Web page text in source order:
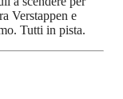
Verstappen e
Tutti in pista.